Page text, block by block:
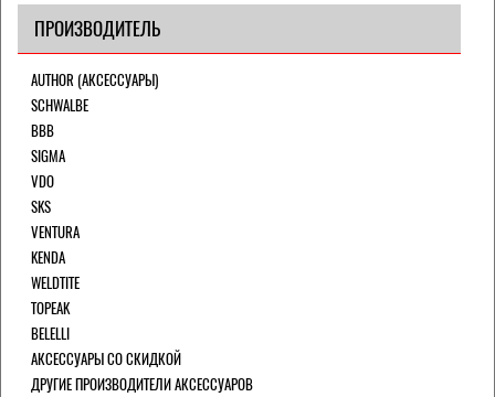
ПРОИЗВОДИТЕЛЬ
AUTHOR (АКСЕССУАРЫ)
SCHWALBE
BBB
SIGMA
VDO
SKS
VENTURA
KENDA
WELDTITE
TOPEAK
BELELLI
АКСЕССУАРЫ СО СКИДКОЙ
ДРУГИЕ ПРОИЗВОДИТЕЛИ АКСЕССУАРОВ